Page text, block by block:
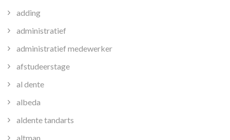
adding
administratief
administratief medewerker
afstudeerstage
al dente
albeda
aldente tandarts
altman